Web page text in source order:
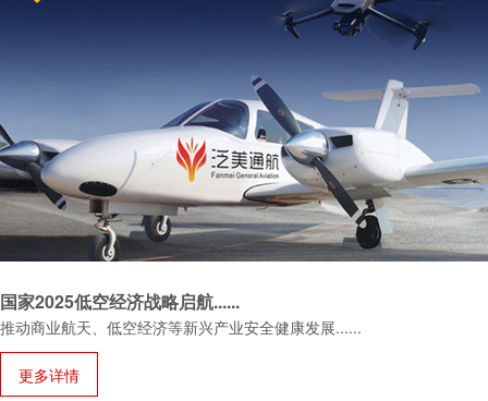
国家2025低空经济战略启航......
推动商业航天、低空经济等新兴产业安全健康发展......
更多详情